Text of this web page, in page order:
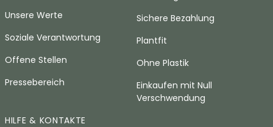
Unsere Werte
Soziale Verantwortung
Offene Stellen
Pressebereich
Sichere Bezahlung
Plantfit
Ohne Plastik
Einkaufen mit Null
Verschwendung
HILFE & KONTAKTE